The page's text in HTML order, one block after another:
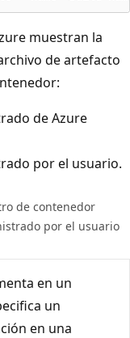
muestran la
de artefacto
de Azure
por el usuario.
de contenedor
por el usuario
en un
un
en una